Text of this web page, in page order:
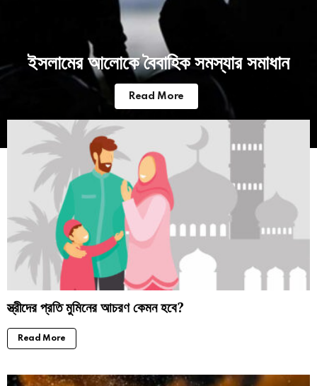
ইসলামের আলোকে বৈবাহিক সমস্যার সমাধান
Read More
স্ত্রীদের প্রতি মুমিনের আচরণ কেমন হবে?
Read More